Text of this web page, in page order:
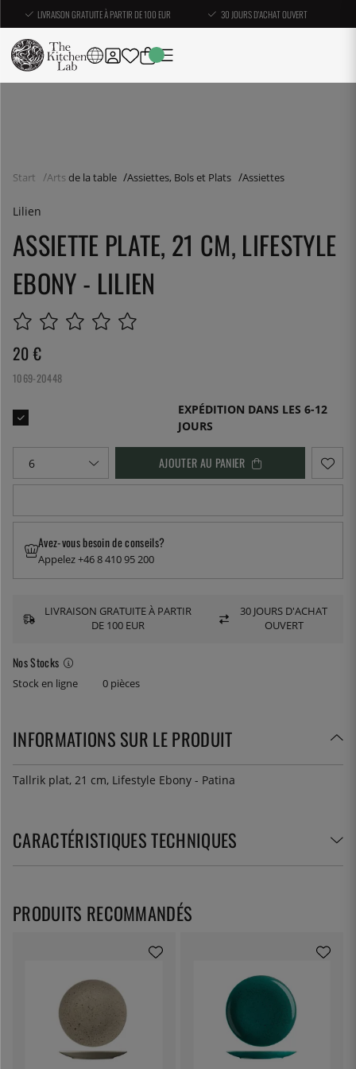
LIVRAISON GRATUITE À PARTIR DE 100 EUR 30 JOURS D'ACHAT OUVERT
Start Arts de la table Assiettes, Bols et Plats Assiettes
Lilien
ASSIETTE PLATE, 21 CM, LIFESTYLE
EBONY - LILIEN
20 €
1069-20448
EXPÉDITION DANS LES 6-12
JOURS
AJOUTER AU PANIER
Nos Stocks
Stock en ligne 0 pièces
Avez-vous besoin de conseils?
Appelez +46 8 410 95 200
LIVRAISON GRATUITE À PARTIR
DE 100 EUR
30 JOURS D'ACHAT
OUVERT
INFORMATIONS SUR LE PRODUIT
Tallrik plat, 21 cm, Lifestyle Ebony - Patina
CARACTÉRISTIQUES TECHNIQUES
PRODUITS RECOMMANDÉS